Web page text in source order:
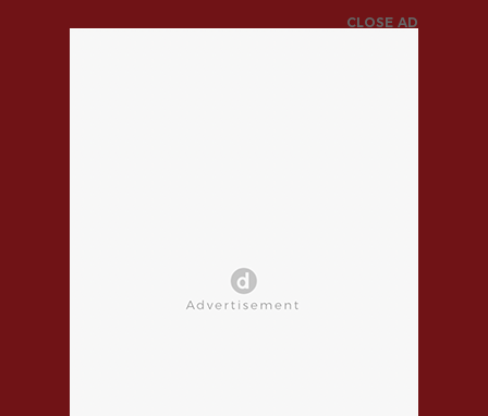
CLOSE AD